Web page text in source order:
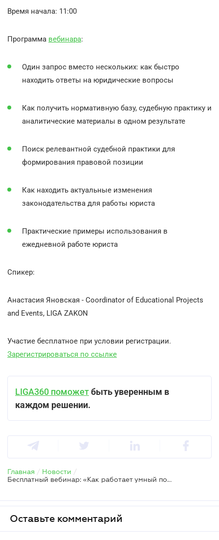
Время начала: 11:00
Программа вебинара:
Один запрос вместо нескольких: как быстро
находить ответы на юридические вопросы
Как получить нормативную базу, судебную практику и
аналитические материалы в одном результате
Поиск релевантной судебной практики для
формирования правовой позиции
Как находить актуальные изменения
законодательства для работы юриста
Практические примеры использования в
ежедневной работе юриста
Спикер:
Анастасия Яновская - Coordinator of Educational Projects
and Events, LIGA ZAKON
Участие бесплатное при условии регистрации.
Зарегистрироваться по ссылке
LIGA360 поможетбыть уверенным в
каждом решении.
Главная / Новости /
Бесплатный вебинар: «Как работает умный поиск в LIGA360: один запрос вместо десяти»
Оставьте комментарий